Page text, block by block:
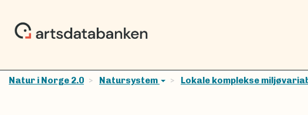
Natur i Norge 2.0 Natursystem Lokale komplekse